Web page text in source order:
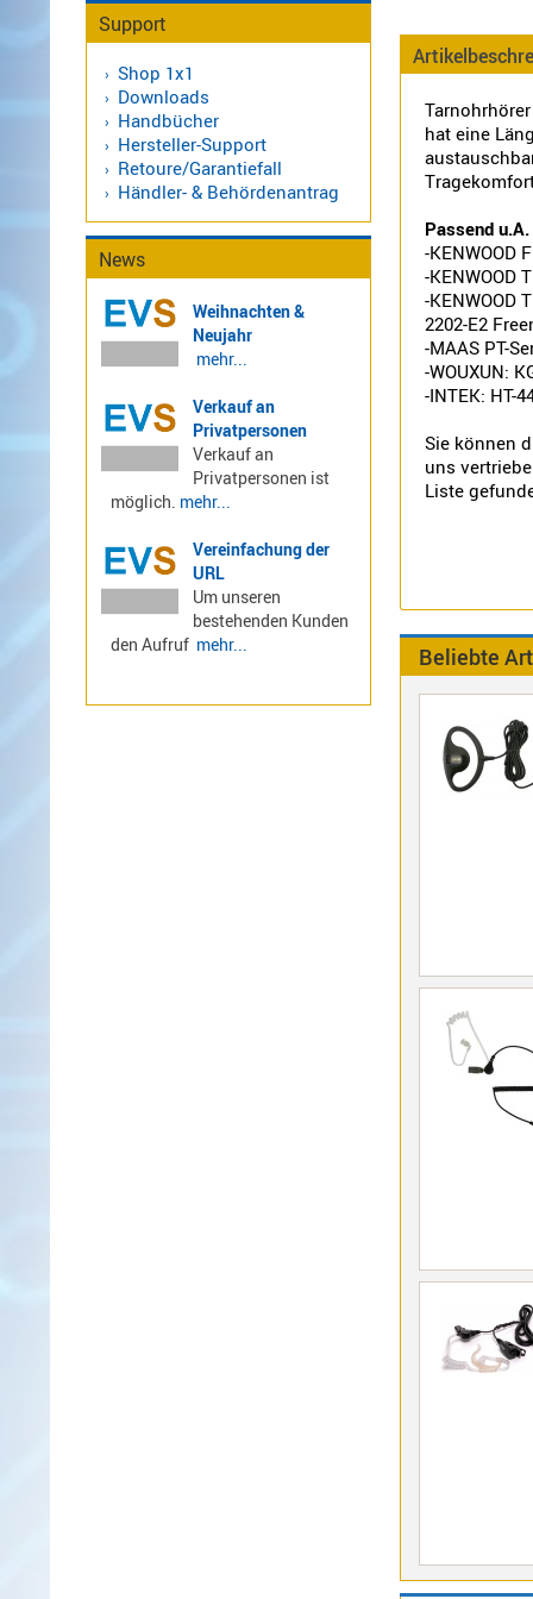
UMTS,
Multiband
Nagoya
Umschalter
Zubehör
Kenwood
Alinco-
Support
Shop 1x1
Downloads
Handbücher
Hersteller-Support
Retoure/Garantiefall
Händler- & Behördenantrag
News
Weihnachten &
Neujahr
mehr...
Verkauf an
Privatpersonen
Verkauf an
Privatpersonen ist
möglich. mehr...
Vereinfachung der
URL
Um unseren
bestehenden Kunden
den Aufruf mehr...
hat eine
Passend
-KENWOOD
-KENWOOD
-KENWOOD
2202-E2
-MAAS PT-
-WOUXUN:
-INTEK: HT-
Sie können
uns
Liste
Beliebte